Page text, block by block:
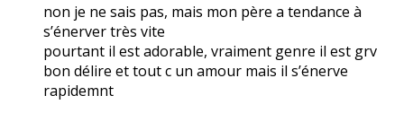
non je ne sais pas, mais mon père a tendance à
s’énerver très vite
pourtant il est adorable, vraiment genre il est grv
bon délire et tout c un amour mais il s’énerve
rapidemnt